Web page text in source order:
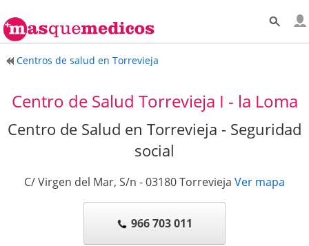
Centros de salud en Torrevieja
Centro de Salud Torrevieja I - la Loma
Centro de Salud en Torrevieja - Seguridad
social
C/ Virgen del Mar, S/n -03180Torrevieja Ver mapa
966 703 011